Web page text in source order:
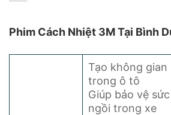
Phim Cách Nhiệt 3M Tại Bình
Tạo không
trong ô tô
Giúp bảo vệ
ngồi trong xe